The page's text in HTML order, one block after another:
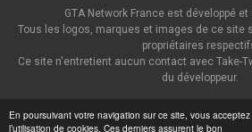
En poursuivant votre navigation sur ce site, vous acceptez
l’utilisation de cookies. Ces derniers assurent le bon
GTA Network France est développé et
Tous les logos, marques et images de ce site
propriétaires
Ce site n'entretient aucun contact avec Take-
du développeur.
Thème Politique de